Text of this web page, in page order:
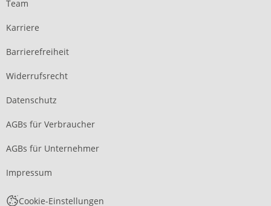
Team
Karriere
Barrierefreiheit
Widerrufsrecht
Datenschutz
AGBs für Verbraucher
AGBs für Unternehmer
Impressum
Cookie-Einstellungen